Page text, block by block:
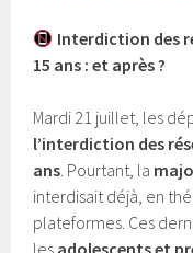
Interdiction des
15 ans : et après ?
Mardi 21 juillet, les
l’interdiction des
ans. Pourtant, la
interdisait déjà, en
plateformes. Ces